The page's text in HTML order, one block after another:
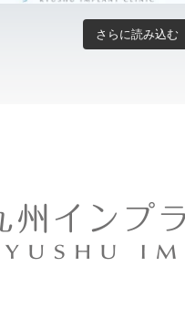
さらに読み込む